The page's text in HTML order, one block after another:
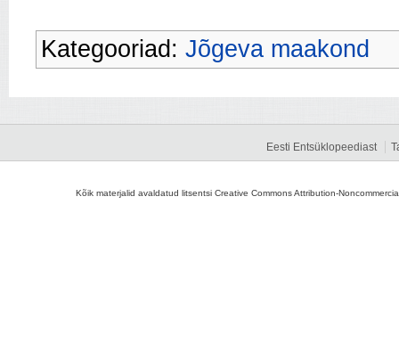
Kategooriad: Jõgeva maakond
Eesti Entsüklopeediast
Kõik materjalid avaldatud litsentsi Creative Commons Attribution-